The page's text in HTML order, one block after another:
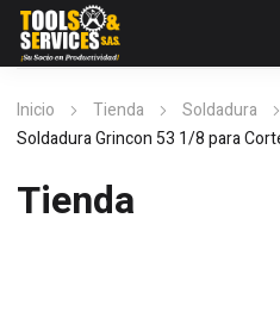
Inicio Tienda Soldadura
Soldadura Grincon 53 1/8 para
Tienda